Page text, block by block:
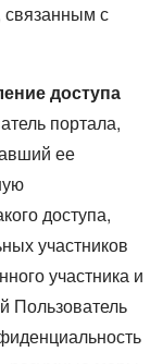
связанным с
доступа
портала,
ее
доступа,
участников
участника и
Пользователь